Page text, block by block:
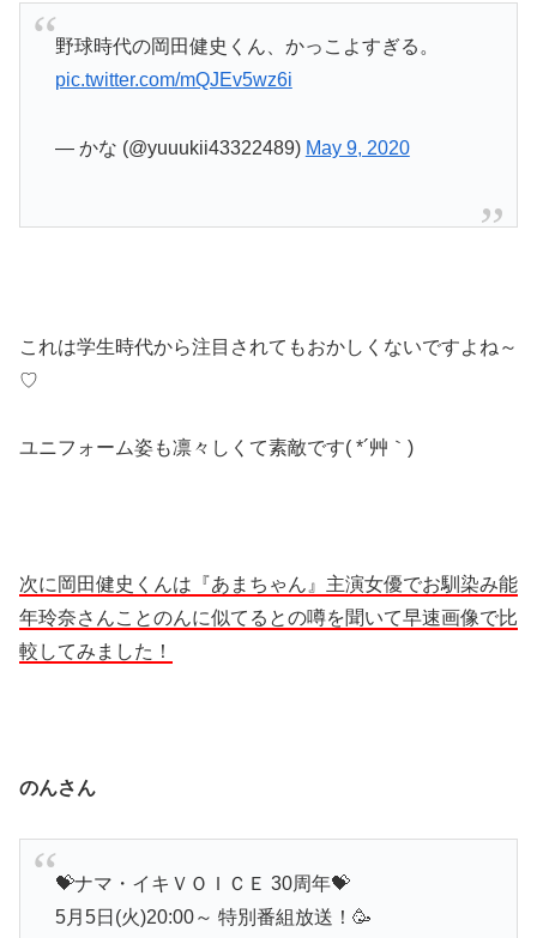
野球時代の岡田健史くん、かっこよすぎる。
pic.twitter.com/mQJEv5wz6i
— かな (@yuuukii43322489) May 9, 2020
これは学生時代から注目されてもおかしくないですよね～
♡
ユニフォーム姿も凛々しくて素敵です( *´艸｀)
次に岡田健史くんは『あまちゃん』主演女優でお馴染み能
年玲奈さんことのんに似てるとの噂を聞いて早速画像で比
較してみました！
のんさん
💝ナマ・イキＶＯＩＣＥ 30周年💝
5月5日(火)20:00～ 特別番組放送！🥳